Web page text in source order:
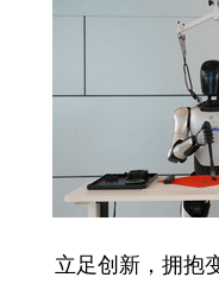
立足创新，拥抱变